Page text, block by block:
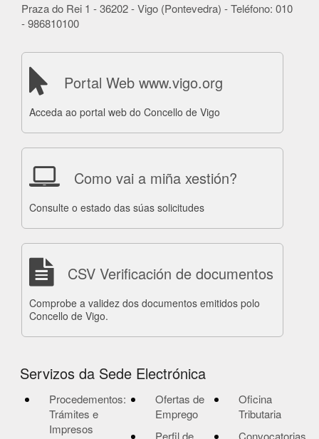
Praza do Rei 1 - 36202 - Vigo (Pontevedra) - Teléfono: 010
- 986810100
Portal Web www.vigo.org
Acceda ao portal web do Concello de Vigo
Como vai a miña xestión?
Consulte o estado das súas solicitudes
CSV Verificación de documentos
Comprobe a validez dos documentos emitidos polo
Concello de Vigo.
Servizos da Sede Electrónica
Procedementos:
Trámites e
Impresos
Ofertas de
Emprego
Perfil de
Oficina
Tributaria
Convocatorias